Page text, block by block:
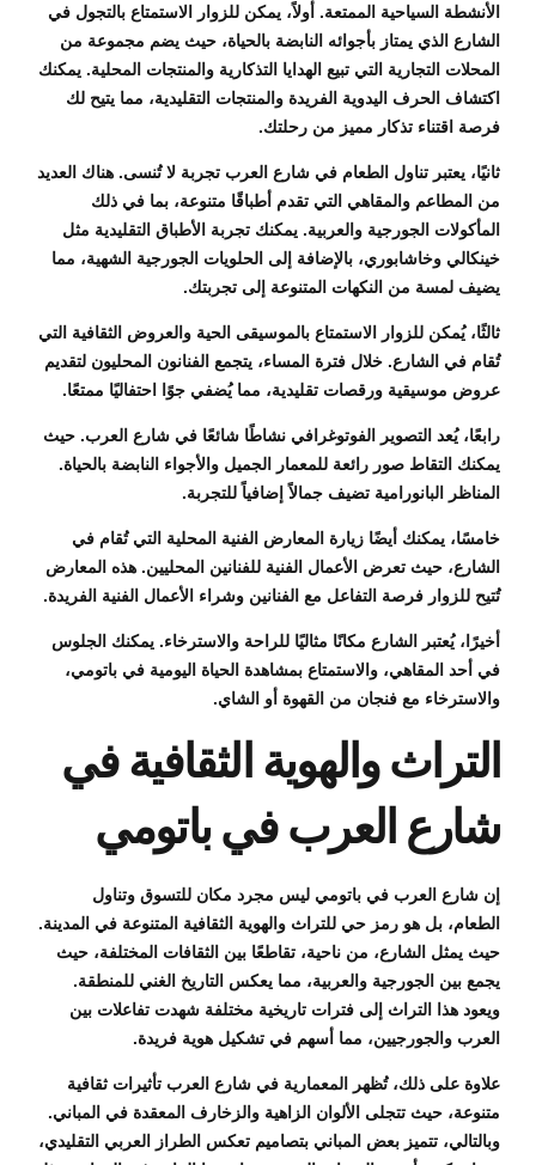
الأنشطة السياحية الممتعة. أولاً، يمكن للزوار الاستمتاع بالتجول في
الشارع الذي يمتاز بأجوائه النابضة بالحياة، حيث يضم مجموعة من
المحلات التجارية التي تبيع الهدايا التذكارية والمنتجات المحلية. يمكنك
اكتشاف الحرف اليدوية الفريدة والمنتجات التقليدية، مما يتيح لك
فرصة اقتناء تذكار مميز من رحلتك.
ثانيًا، يعتبر تناول الطعام في شارع العرب تجربة لا تُنسى. هناك العديد
من المطاعم والمقاهي التي تقدم أطباقًا متنوعة، بما في ذلك
المأكولات الجورجية والعربية. يمكنك تجربة الأطباق التقليدية مثل
خينكالي وخاشابوري، بالإضافة إلى الحلويات الجورجية الشهية، مما
يضيف لمسة من النكهات المتنوعة إلى تجربتك.
ثالثًا، يُمكن للزوار الاستمتاع بالموسيقى الحية والعروض الثقافية التي
تُقام في الشارع. خلال فترة المساء، يتجمع الفنانون المحليون لتقديم
عروض موسيقية ورقصات تقليدية، مما يُضفي جوًا احتفاليًا ممتعًا.
رابعًا، يُعد التصوير الفوتوغرافي نشاطًا شائعًا في شارع العرب. حيث
يمكنك التقاط صور رائعة للمعمار الجميل والأجواء النابضة بالحياة.
المناظر البانورامية تضيف جمالاً إضافياً للتجربة.
خامسًا، يمكنك أيضًا زيارة المعارض الفنية المحلية التي تُقام في
الشارع، حيث تعرض الأعمال الفنية للفنانين المحليين. هذه المعارض
تُتيح للزوار فرصة التفاعل مع الفنانين وشراء الأعمال الفنية الفريدة.
أخيرًا، يُعتبر الشارع مكانًا مثاليًا للراحة والاسترخاء. يمكنك الجلوس
في أحد المقاهي، والاستمتاع بمشاهدة الحياة اليومية في باتومي،
والاسترخاء مع فنجان من القهوة أو الشاي.
التراث والهوية الثقافية في
شارع العرب في باتومي
إن شارع العرب في باتومي ليس مجرد مكان للتسوق وتناول
الطعام، بل هو رمز حي للتراث والهوية الثقافية المتنوعة في المدينة.
حيث يمثل الشارع، من ناحية، تقاطعًا بين الثقافات المختلفة، حيث
يجمع بين الجورجية والعربية، مما يعكس التاريخ الغني للمنطقة.
ويعود هذا التراث إلى فترات تاريخية مختلفة شهدت تفاعلات بين
العرب والجورجيين، مما أسهم في تشكيل هوية فريدة.
علاوة على ذلك، تُظهر المعمارية في شارع العرب تأثيرات ثقافية
متنوعة، حيث تتجلى الألوان الزاهية والزخارف المعقدة في المباني.
وبالتالي، تتميز بعض المباني بتصاميم تعكس الطراز العربي التقليدي،